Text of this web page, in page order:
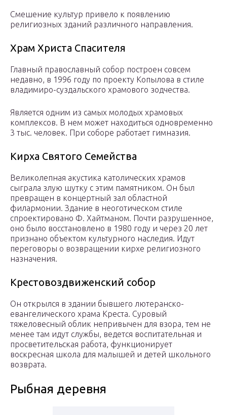
Смешение культур привело к появлению
религиозных зданий различного направления.
Храм Христа Спасителя
Главный православный собор построен совсем
недавно, в 1996 году по проекту Копылова в стиле
владимиро-суздальского храмового зодчества.
Является одним из самых молодых храмовых
комплексов. В нем может находиться одновременно
3 тыс. человек. При соборе работает гимназия.
Кирха Святого Семейства
Великолепная акустика католических храмов
сыграла злую шутку с этим памятником. Он был
превращен в концертный зал областной
филармонии. Здание в неоготическом стиле
спроектировано Ф. Хайтманом. Почти разрушенное,
оно было восстановлено в 1980 году и через 20 лет
признано объектом культурного наследия. Идут
переговоры о возвращении кирхе религиозного
назначения.
Крестовоздвиженский собор
Он открылся в здании бывшего лютеранско-
евангелического храма Креста. Суровый
тяжеловесный облик непривычен для взора, тем не
менее там идут службы, ведется воспитательная и
просветительская работа, функционирует
воскресная школа для малышей и детей школьного
возврата.
Рыбная деревня